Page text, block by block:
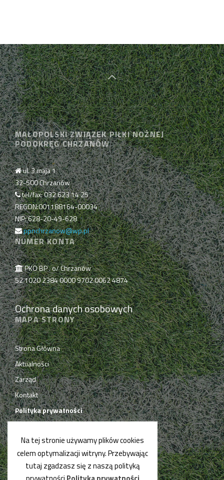
MAŁOPOLSKI ZWIĄZEK PIŁKI NOŻNEJ
PODOKRĘG CHRZANÓW
ul. 3 maja 1
32-500 Chrzanów
tel/fax: 032 623 14 25
REGON:001188164-00034
NIP: 628-20-49-628
ppnchrzanow@wp.pl
NUMER KONTA
PKO BP . o/ Chrzanów
52 1020 2384 0000 9702 0062 4874
Ochrona danych osobowych
MAPA STRONY
Strona Główna
Aktualności
Zarząd
Kontakt
Polityka prywatności
Na tej stronie używamy plików cookies
celem optymalizacji witryny. Przebywając
tutaj zgadzasz się z naszą polityką